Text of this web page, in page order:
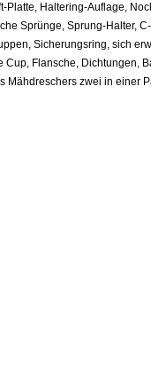
Platte, Haltering-Auflage,
Sprünge, Sprung-Halter,
Sicherungsring, sich
Cup, Flansche, Dichtungen,
Mähdreschers zwei in einer